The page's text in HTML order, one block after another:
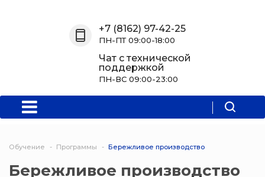
колледж
Мероприятия
Информация
+7 (8162) 97-42-25
ПН-ПТ 09:00-18:00
Чат с технической
поддержкой
ПН-ВС 09:00-23:00
Обучение Программы Бережливое производство
Бережливое производство